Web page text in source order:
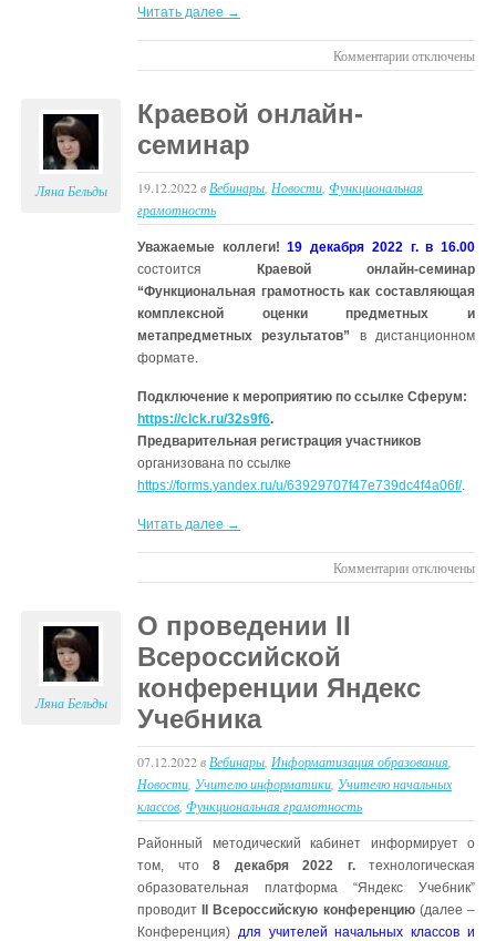
Читать далее →
Комментариик
записи
НА
УРОВНЕ
отключены
Ляна Бельды
Краевой онлайн-
семинар
19.12.2022в Вебинары Новости Функциональная
грамотность
Уважаемые коллеги! 19 декабря 2022 г. в 16.00
состоится
Краевой онлайн-семинар
“Функциональная грамотность как составляющая
комплексной оценки предметных и
метапредметных результатов” в дистанционном
формате.
Подключение к мероприятию по ссылке Сферум:
https://clck.ru/32s9f6.
Предварительная регистрация участников
организована по ссылке
https://forms.yandex.ru/u/63929707f47e739dc4f4a06f/.
Читать далее →
Комментариик
записи
отключены
Ляна Бельды
О проведении II
Всероссийской
конференции Яндекс
Учебника
07.12.2022в Вебинары Информатизация образования
Новости Учителю информатики Учителю начальных
классов Функциональная грамотность
Районный методический кабинет информирует о
том, что8 декабря 2022 г.технологическая
образовательная платформа “Яндекс Учебник”
проводит
II Всероссийскую конференцию(далее –
Конференция) для учителей начальных классов и